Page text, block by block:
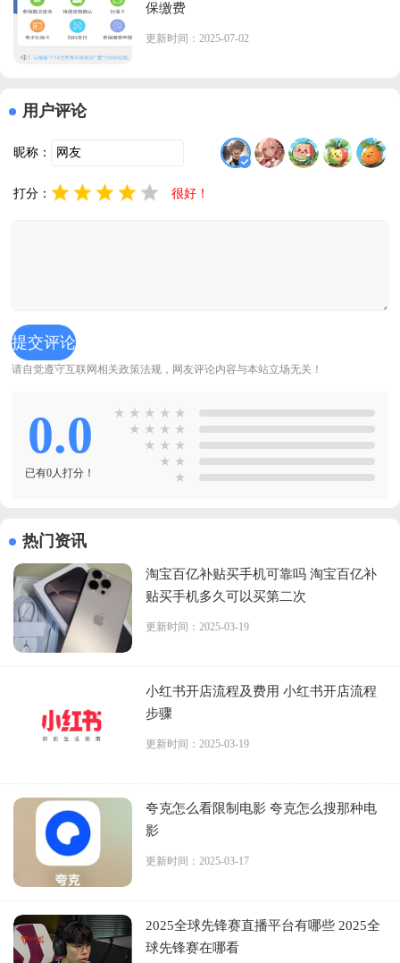
保缴费
更新时间：2025-07-02
用户评论
昵称：
打分： 很好！
请自觉遵守互联网相关政策法规，网友评论内容与本站立场无关！
0.0
已有0人打分！
★ ★ ★ ★ ★
★ ★ ★ ★
★ ★ ★
★ ★
★
热门资讯
淘宝百亿补贴买手机可靠吗 淘宝百亿补
贴买手机多久可以买第二次
更新时间：2025-03-19
小红书开店流程及费用 小红书开店流程
步骤
更新时间：2025-03-19
夸克怎么看限制电影 夸克怎么搜那种电
影
更新时间：2025-03-17
2025全球先锋赛直播平台有哪些 2025全
球先锋赛在哪看